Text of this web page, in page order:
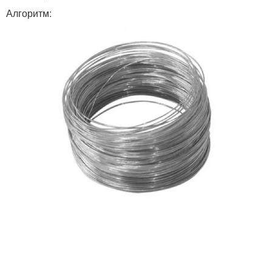
Алгоритм: